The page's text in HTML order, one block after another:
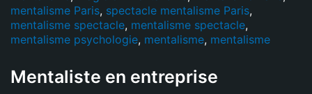
mentalisme Paris, spectacle mentalisme Paris,
mentalisme spectacle, mentalisme spectacle,
mentalisme psychologie, mentalisme, mentalisme
Mentaliste en entreprise